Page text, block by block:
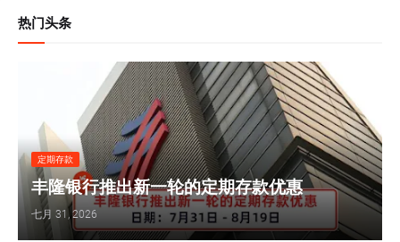
热门头条
定期存款
丰隆银行推出新一轮的定期存款优惠
七月 31, 2026